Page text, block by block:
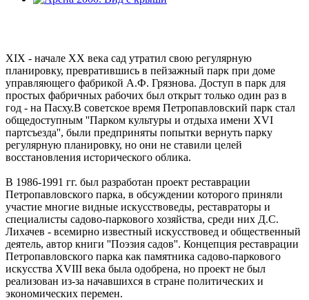
XIX - начале XX века сад утратил свою регулярную
планировку, превратившись в пейзажный парк при доме
управляющего фабрикой А.Ф. Грязнова. Доступ в парк для
простых фабричных рабочих был открыт только один раз в
год - на Пасху.В советское время Петропавловский парк стал
общедоступным ''Парком культуры и отдыха имени XVI
партсъезда'', были предприняты попытки вернуть парку
регулярную планировку, но они не ставили целей
восстановления исторического облика.
В 1986-1991 гг. был разработан проект реставрации
Петропавловского парка, в обсуждении которого приняли
участие многие видные искусствоведы, реставраторы и
специалисты садово-паркового хозяйства, среди них Д.С.
Лихачев - всемирно известный искусствовед и общественный
деятель, автор книги ''Поэзия садов''. Концепция реставрации
Петропавловского парка как памятника садово-паркового
искусства XVIII века была одобрена, но проект не был
реализован из-за начавшихся в стране политических и
экономических перемен.